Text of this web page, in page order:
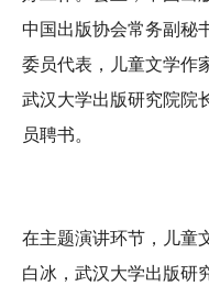
中国出版协会常务副秘
委员代表，儿童文学作
武汉大学出版研究院院
员聘书。
在主题演讲环节，儿童
白冰，武汉大学出版研